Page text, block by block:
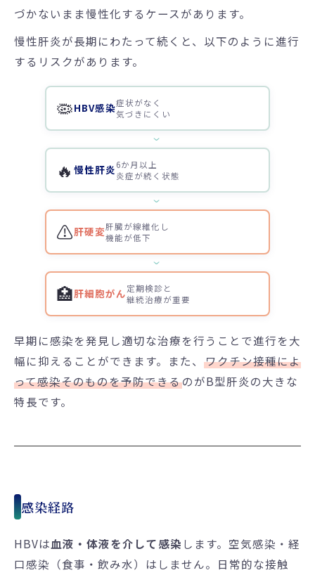
づかないまま慢性化するケースがあります。
慢性肝炎が長期にわたって続くと、以下のように進行
するリスクがあります。
🦠HBV感染症状がなく
気づきにくい
›
🔥 慢性肝炎6か月以上
炎症が続く状態
›
⚠️肝硬変肝臓が線維化し
機能が低下
›
🏥肝細胞がん定期検診と
継続治療が重要
早期に感染を発見し適切な治療を行うことで進行を大
幅に抑えることができます。また、 ワクチン接種によ
って感染そのものを予防できるのがB型肝炎の大きな
特長です。
感染経路
HBVは血液・体液を介して感染 します。空気感染・経
口感染（食事・飲み水）はしません。日常的な接触